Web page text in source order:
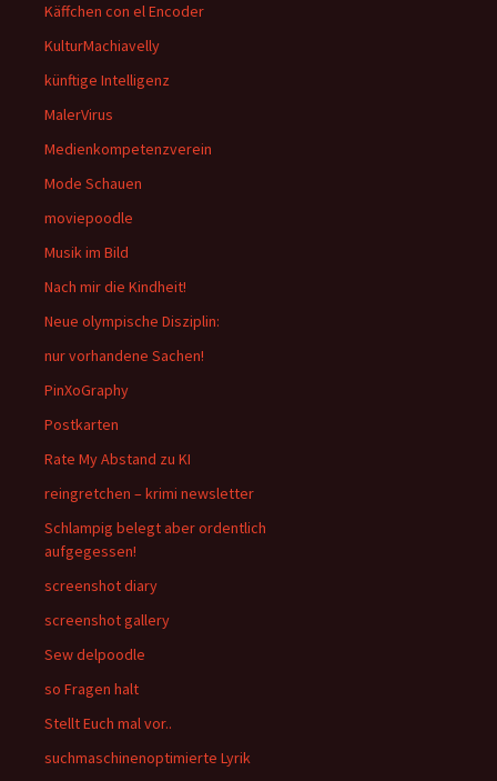
Käffchen con el Encoder
KulturMachiavelly
künftige Intelligenz
MalerVirus
Medienkompetenzverein
Mode Schauen
moviepoodle
Musik im Bild
Nach mir die Kindheit!
Neue olympische Disziplin:
nur vorhandene Sachen!
PinXoGraphy
Postkarten
Rate My Abstand zu KI
reingretchen – krimi newsletter
Schlampig belegt aber ordentlich
aufgegessen!
screenshot diary
screenshot gallery
Sew delpoodle
so Fragen halt
Stellt Euch mal vor..
suchmaschinenoptimierte Lyrik